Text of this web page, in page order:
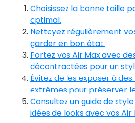
Choisissez la bonne taille
optimal.
Nettoyez régulièrement
garder en bon état.
Portez vos Air Max avec
décontractées pour un
Évitez de les exposer à
extrêmes pour préserver
Consultez un guide de
idées de looks avec vos Air